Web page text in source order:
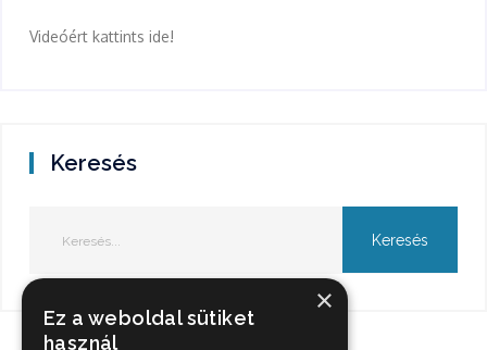
Videóért kattints ide!
Keresés
×
Ez a weboldal sütiket
használ